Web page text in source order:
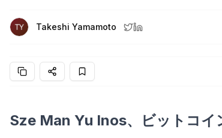
Takeshi Yamamoto
Sze Man Yu Inos、ビットコイ